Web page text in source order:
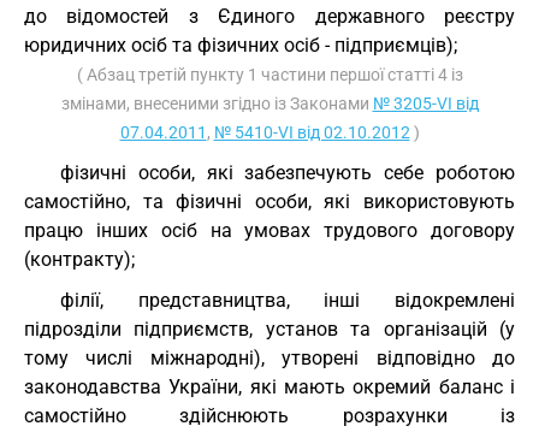
до відомостей з Єдиного державного реєстру
юридичних осіб та фізичних осіб - підприємців);
( Абзац третій пункту 1 частини першої статті 4 із
змінами, внесеними згідно із Законами № 3205-VI від
07.04.2011 , № 5410-VI від 02.10.2012 )
фізичні особи, які забезпечують себе роботою
самостійно, та фізичні особи, які використовують
працю інших осіб на умовах трудового договору
(контракту);
філії, представництва, інші відокремлені
підрозділи підприємств, установ та організацій (у
тому числі міжнародні), утворені відповідно до
законодавства України, які мають окремий баланс і
самостійно здійснюють розрахунки із